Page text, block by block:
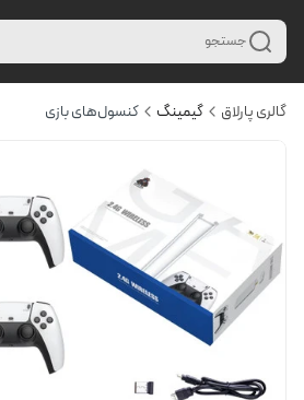
جستجو
گالری پارلاق گیمینگ کنسول‌های بازی